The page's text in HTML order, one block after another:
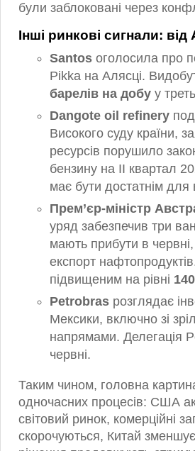
були заблоковані через
Інші ринкові сигнали: від
Santos оголосила про
Pikka на Алясці.
барелів на добу у
Dangote oil refinery
Високого суду країни,
ресурсів порушило
бензину на II квартал
має бути достатнім для
Прем’єр-міністр
уряд забезпечив три
мають прибути в
експорт
підвищеним на рівні
Petrobras розглядає
Мексики, включно зі
напрямами. Делегація
червні.
Таким чином, головна
одночасних процесів: США
світовий ринок, комерційні
скорочуються, Китай зменшує